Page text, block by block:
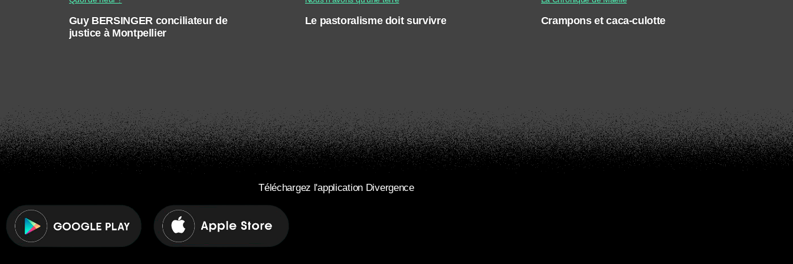
Guy BERSINGER conciliateur de
justice à Montpellier
Le pastoralisme doit survivre Crampons et caca-culotte
Téléchargez l'application Divergence